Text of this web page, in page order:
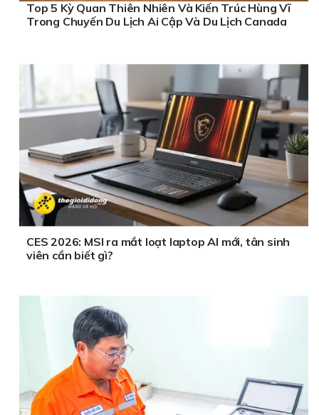
Top 5 Kỳ Quan Thiên Nhiên Và Kiến Trúc Hùng Vĩ
Trong Chuyến Du Lịch Ai Cập Và Du Lịch Canada
CES 2026: MSI ra mắt loạt laptop AI mới, tân sinh
viên cần biết gì?